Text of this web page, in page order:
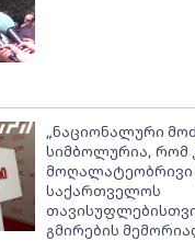
„ნაციონალური
სიმბოლურია, რომ
მოღალატეობრივი
საქართველოს
გმირების